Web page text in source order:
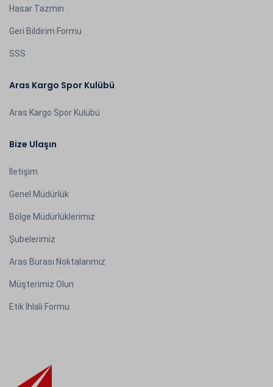
Hasar Tazmin
Geri Bildirim Formu
SSS
Aras Kargo Spor Kulübü
Aras Kargo Spor Kulübü
Bize Ulaşın
İletişim
Genel Müdürlük
Bölge Müdürlüklerimiz
Şubelerimiz
Aras Burası Noktalarımız
Müşterimiz Olun
Etik İhlali Formu